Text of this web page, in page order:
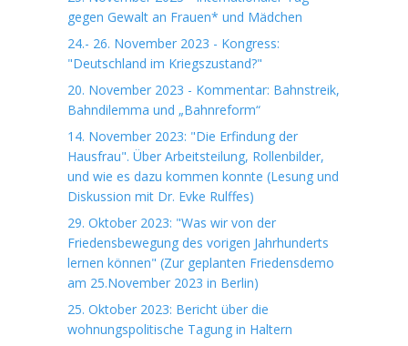
gegen Gewalt an Frauen* und Mädchen
24.- 26. November 2023 - Kongress:
"Deutschland im Kriegszustand?"
20. November 2023 - Kommentar: Bahnstreik,
Bahndilemma und „Bahnreform“
14. November 2023: "Die Erfindung der
Hausfrau". Über Arbeitsteilung, Rollenbilder,
und wie es dazu kommen konnte (Lesung und
Diskussion mit Dr. Evke Rulffes)
29. Oktober 2023: "Was wir von der
Friedensbewegung des vorigen Jahrhunderts
lernen können" (Zur geplanten Friedensdemo
am 25.November 2023 in Berlin)
25. Oktober 2023: Bericht über die
wohnungspolitische Tagung in Haltern